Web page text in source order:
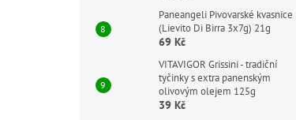
Paneangeli Pivovarské kvasnice
(Lievito Di Birra 3x7g) 21g
69 Kč
VITAVIGOR Grissini - tradiční
tyčinky s extra panenským
olivovým olejem 125g
39 Kč